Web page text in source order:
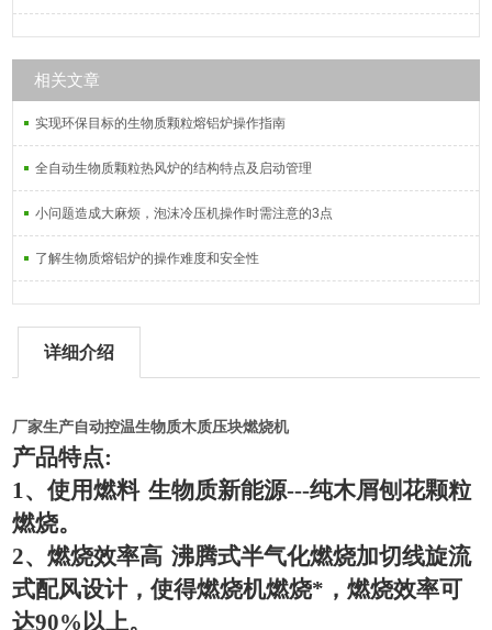
相关文章
实现环保目标的生物质颗粒熔铝炉操作指南
全自动生物质颗粒热风炉的结构特点及启动管理
小问题造成大麻烦，泡沫冷压机操作时需注意的3点
了解生物质熔铝炉的操作难度和安全性
详细介绍
厂家生产自动控温生物质木质压块燃烧机
产品特点:
1、使用燃料 生物质新能源---纯木屑刨花颗粒
燃烧。
2、燃烧效率高 沸腾式半气化燃烧加切线旋流
式配风设计，使得燃烧机燃烧*，燃烧效率可
达90%以上。